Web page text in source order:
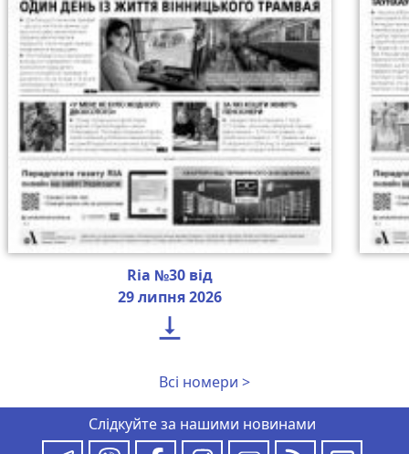
Ria №30 від
29 липня 2026

Всі номери >
Слідкуйте за нашими новинами